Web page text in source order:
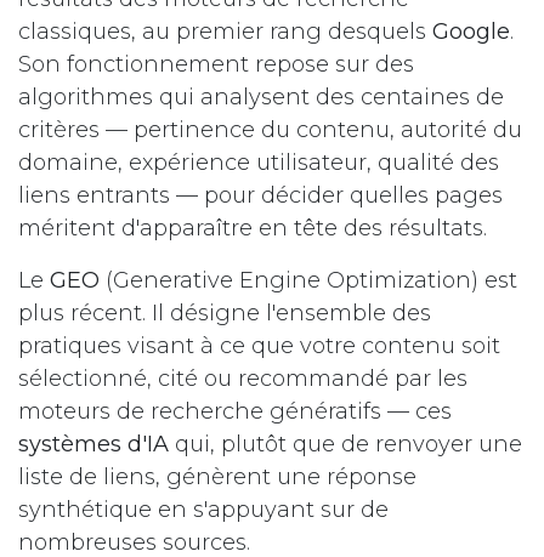
classiques, au premier rang desquels Google.
Son fonctionnement repose sur des
algorithmes qui analysent des centaines de
critères — pertinence du contenu, autorité du
domaine, expérience utilisateur, qualité des
liens entrants — pour décider quelles pages
méritent d'apparaître en tête des résultats.
Le GEO (Generative Engine Optimization) est
plus récent. Il désigne l'ensemble des
pratiques visant à ce que votre contenu soit
sélectionné, cité ou recommandé par les
moteurs de recherche génératifs — ces
systèmes d'IA qui, plutôt que de renvoyer une
liste de liens, génèrent une réponse
synthétique en s'appuyant sur de
nombreuses sources.